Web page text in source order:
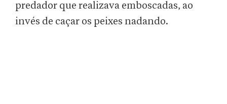
predador que realizava emboscadas, ao
invés de caçar os peixes nadando.